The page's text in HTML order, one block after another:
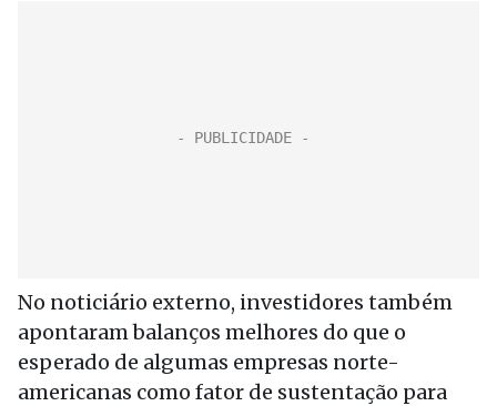
No noticiário externo, investidores também
apontaram balanços melhores do que o
esperado de algumas empresas norte-
americanas como fator de sustentação para